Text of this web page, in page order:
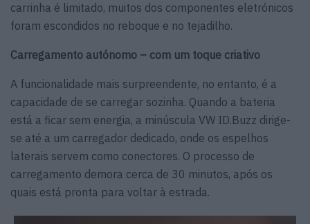
carrinha é limitado, muitos dos componentes eletrónicos
foram escondidos no reboque e no tejadilho.
Carregamento autónomo – com um toque criativo
A funcionalidade mais surpreendente, no entanto, é a
capacidade de se carregar sozinha. Quando a bateria
está a ficar sem energia, a minúscula VW ID.Buzz dirige-
se até a um carregador dedicado, onde os espelhos
laterais servem como conectores. O processo de
carregamento demora cerca de 30 minutos, após os
quais está pronta para voltar à estrada.